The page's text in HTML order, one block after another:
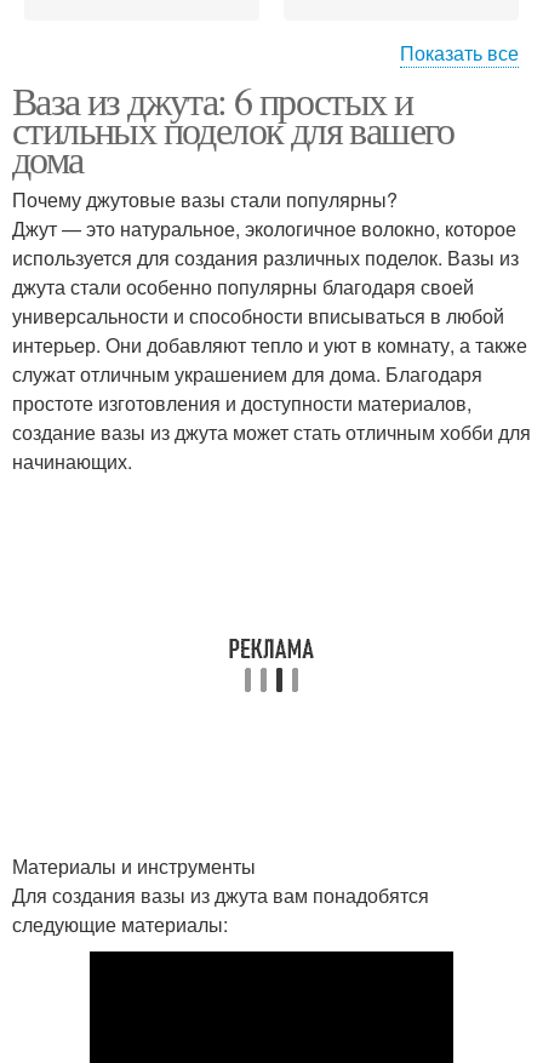
элементами
Ваза с тканью
Ваза с краской Вазы из джута
Показать все
Ваза из джута: 6 простых и
стильных поделок для вашего
дома
Почему джутовые вазы стали популярны?
Джут — это натуральное, экологичное волокно, которое
используется для создания различных поделок. Вазы из
джута стали особенно популярны благодаря своей
универсальности и способности вписываться в любой
интерьер. Они добавляют тепло и уют в комнату, а также
служат отличным украшением для дома. Благодаря
простоте изготовления и доступности материалов,
создание вазы из джута может стать отличным хобби для
начинающих.
Материалы и инструменты
Для создания вазы из джута вам понадобятся
следующие материалы: